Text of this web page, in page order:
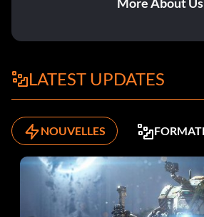
réputation négative auprès des
Modifier les attributs des personnages
fichier de jeu sauvegardé à l'aide
est donc conseillé de créer une copie
fichier avant de procéder. Allez
Games" dans le dossier du jeu et
"availableAttributePoints" dans votre
sauvegardé et modifiez leurs valeurs
LATEST UPDATES
NOUVELLES